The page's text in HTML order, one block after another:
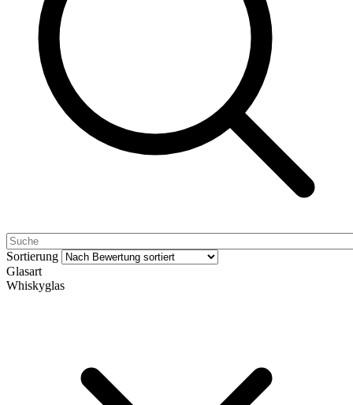
Sortierung
Glasart
Whiskyglas